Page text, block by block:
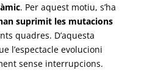
. Per aquest motiu, s’ha
suprimit les mutacions
quadres. D’aquesta
l’espectacle evolucioni
sense interrupcions.